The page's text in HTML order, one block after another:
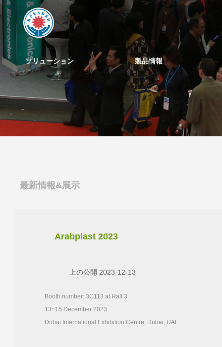
ソリューション 製品情報
最新情報&展示
Arabplast 2023
上の公開 2023-12-13
Booth number: 3C113 at Hall 3
13~15 December 2023
Dubai International Exhibition Centre, Dubai, UAE